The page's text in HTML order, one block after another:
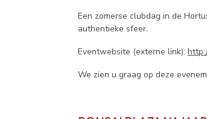
Een zomerse clubdag in de
authentieke sfeer.
Eventwebsite (externe link):
We zien u graag op deze